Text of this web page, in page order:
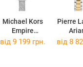
Michael Kors
Empire
MK4841
Pierre
від 9 199 грн. від 8